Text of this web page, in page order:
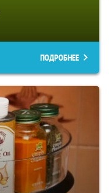
ПОДРОБНЕЕ